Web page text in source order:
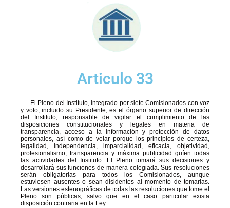
Articulo 33
El Pleno del Instituto, integrado por siete Comisionados con voz
y voto, incluido su Presidente, es el órgano superior de dirección
del Instituto, responsable de vigilar el cumplimiento de las
disposiciones constitucionales y legales en materia de
transparencia, acceso a la información y protección de datos
personales, así como de velar porque los principios de certeza,
legalidad, independencia, imparcialidad, eficacia, objetividad,
profesionalismo, transparencia y máxima publicidad guíen todas
las actividades del Instituto. El Pleno tomará sus decisiones y
desarrollará sus funciones de manera colegiada. Sus resoluciones
serán obligatorias para todos los Comisionados, aunque
estuviesen ausentes o sean disidentes al momento de tomarlas.
Las versiones estenográficas de todas las resoluciones que tome el
Pleno son públicas; salvo que en el caso particular exista
disposición contraria en la Ley..